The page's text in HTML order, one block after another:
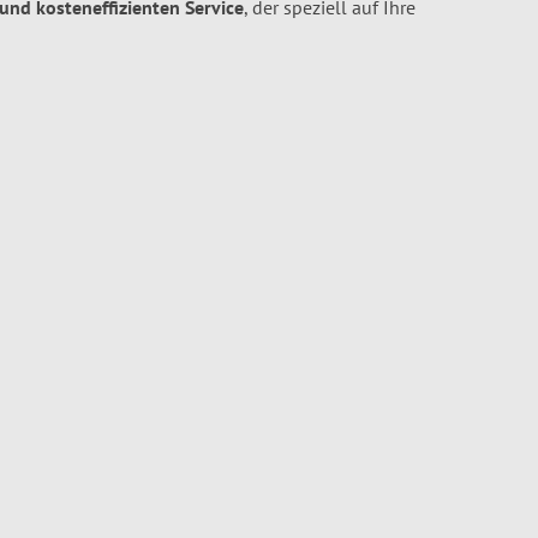
kosteneffizienten Service, der speziell auf Ihre